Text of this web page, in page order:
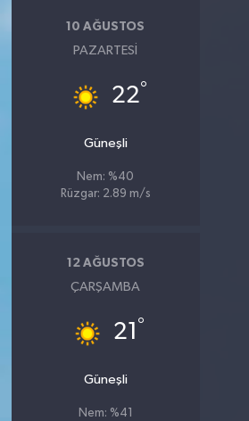
10 AĞUSTOS
PAZARTESI
22°
Güneşli
Nem: %40
Rüzgar: 2.89 m/s
12 AĞUSTOS
ÇARŞAMBA
21 °
Güneşli
Nem: %41